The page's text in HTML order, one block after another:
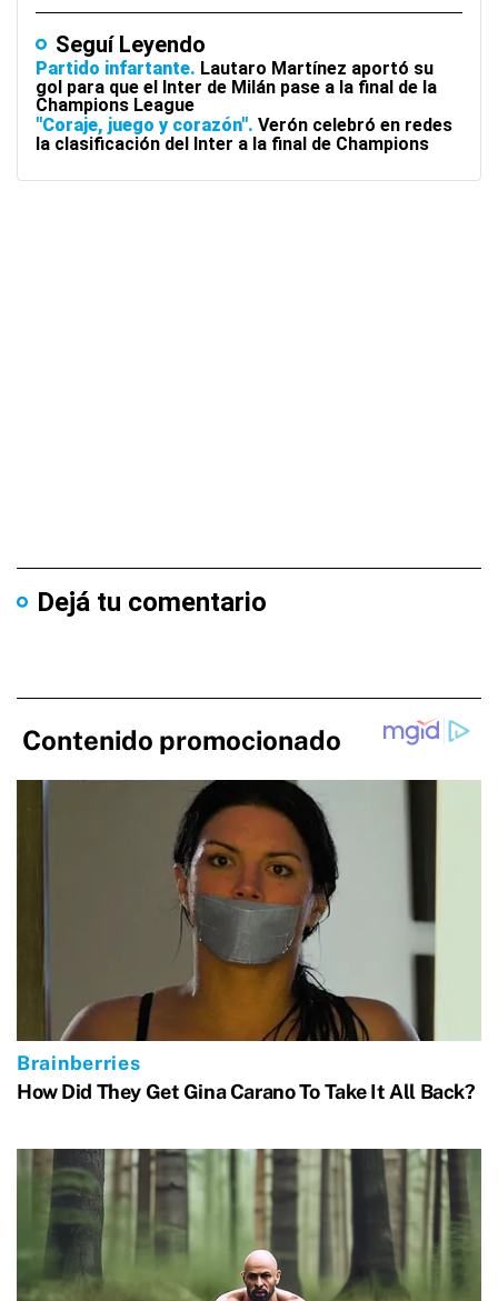
Seguí Leyendo
Partido infartante Lautaro Martínez aportó su
gol para que el Inter de Milán pase a la final de la
Champions League
"Coraje, juego y corazón" Verón celebró en redes
la clasificación del Inter a la final de Champions
Dejá tu comentario